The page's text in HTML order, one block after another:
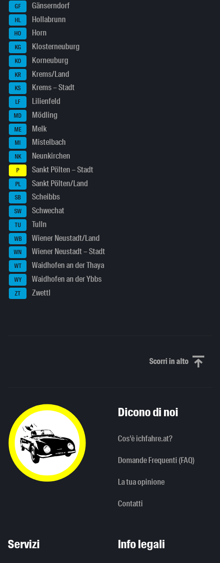
GF Gänserndorf
HL Hollabrunn
HO Horn
KG Klosterneuburg
KO Korneuburg
KR Krems/Land
KS Krems – Stadt
LF Lilienfeld
MD Mödling
ME Melk
MI Mistelbach
NK Neunkirchen
P Sankt Pölten – Stadt
PL Sankt Pölten/Land
SB Scheibbs
SW Schwechat
TU Tulln
WB Wiener Neustadt/Land
WN Wiener Neustadt – Stadt
WT Waidhofen an der Thaya
WY Waidhofen an der Ybbs
ZT Zwettl
Scorri in altoScorri in alto
Dicono di noi
Cos'è ichfahre.at?
Domande Frequenti (FAQ)
La tua opinione
Contatti
Servizi Info legali